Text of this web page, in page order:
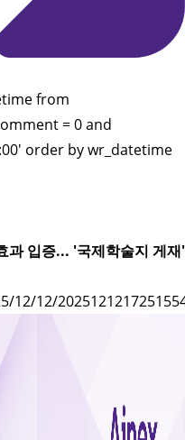
from
= 0 and
order by wr_datetime
과 입증... '국제학술지 게재'
12/